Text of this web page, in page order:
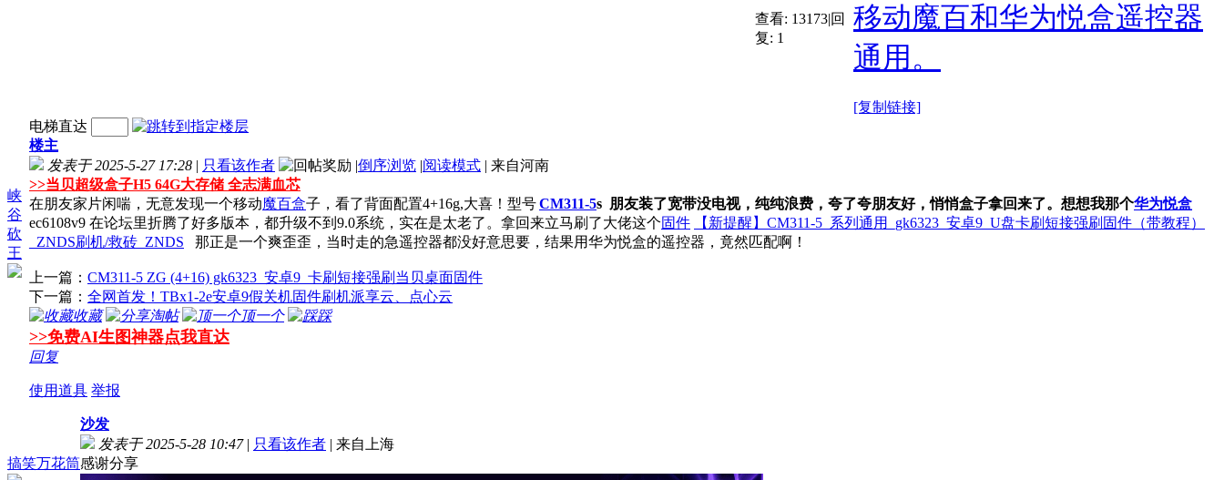
查看: 13173|回
复: 1
移动魔百和华为悦盒遥控器
通用。
[复制链接]
峡
谷
砍
王
电梯直达
楼主
发表于 2025-5-27 17:28 | 只看该作者 |倒序浏览 |阅读模式 | 来自河南
>>当贝超级盒子H5 64G大存储 全志满血芯
在朋友家片闲喘，无意发现一个移动魔百盒子，看了背面配置4+16g,大喜！型号CM311-5s 朋友装了宽带没电视，纯纯浪费，夸了夸朋友好，悄悄盒子拿回来了。想想我那个华为悦盒
ec6108v9 在论坛里折腾了好多版本，都升级不到9.0系统，实在是太老了。拿回来立马刷了大佬这个固件
【新提醒】CM311-5_系列通用_gk6323_安卓9_U盘卡刷短接强刷固件（带教程）
_ZNDS刷机/救砖_ZNDS 那正是一个爽歪歪，当时走的急遥控器都没好意思要，结果用华为悦盒的遥控器，竟然匹配啊！
上一篇： CM311-5 ZG (4+16) gk6323_安卓9_卡刷短接强刷当贝桌面固件
下一篇： 全网首发！TBx1-2e安卓9假关机固件刷机派享云、点心云
收藏
淘帖 顶一个 踩
>>免费AI生图神器点我直达
回复
使用道具 举报
搞笑万花筒
沙发
发表于 2025-5-28 10:47 | 只看该作者 | 来自上海
感谢分享